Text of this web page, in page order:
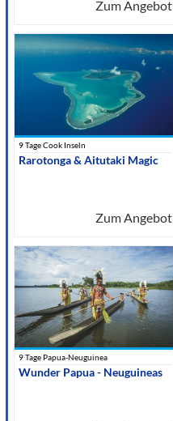
Zum Angebot
9 Tage Cook Inseln
Rarotonga & Aitutaki Magic
Zum Angebot
9 Tage Papua-Neuguinea
Wunder Papua - Neuguineas